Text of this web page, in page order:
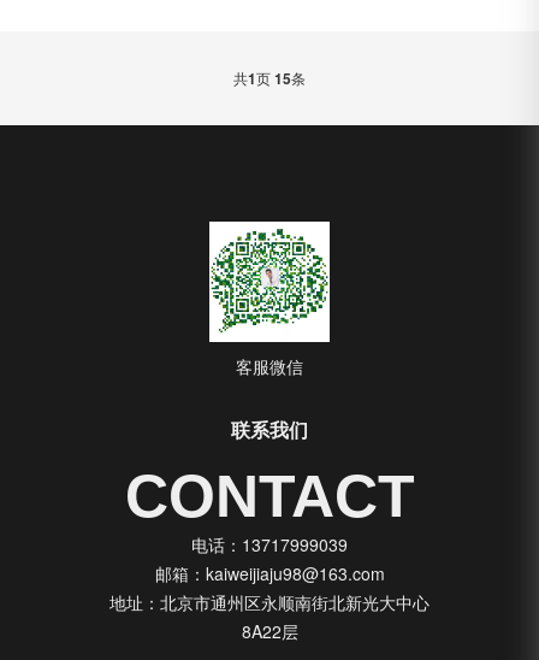
共1页15条
客服微信
联系我们
CONTACT
电话：13717999039
邮箱：kaiweijiaju98@163.com
地址：北京市通州区永顺南街北新光大中心
8A22层